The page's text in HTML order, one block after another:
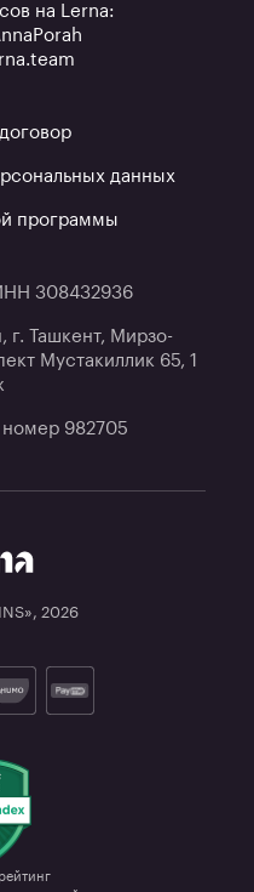
на Lerna:
данных
программы
308432936
г. Ташкент, Мирзо-
Мустакиллик 65, 1
982705
2026